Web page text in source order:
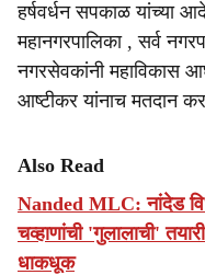
हर्षवर्धन सपकाळ यांच्या
महानगरपालिका , सर्व
नगरसेवकांनी महाविकास
आष्टीकर यांनाच मतदान
Also Read
Nanded MLC: नांदेड
चव्हाणांची 'गुलालाची'
धाकधूक